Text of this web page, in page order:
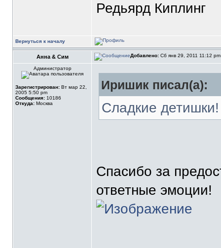
Редьярд Киплинг
Вернуться к началу
Анна & Сим Добавлено: Сб янв 29, 2011 11:12
Администратор
Зарегистрирован: Вт мар 22,
2005 5:50 pm
Сообщения: 10186
Откуда: Москва
Иришик писал(а):
Сладкие
Спасибо за
ответные эмоции!